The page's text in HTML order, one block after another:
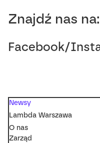
Znajdź nas na:
Facebook/
Newsy
Lambda Warszawa
O nas
Zarząd